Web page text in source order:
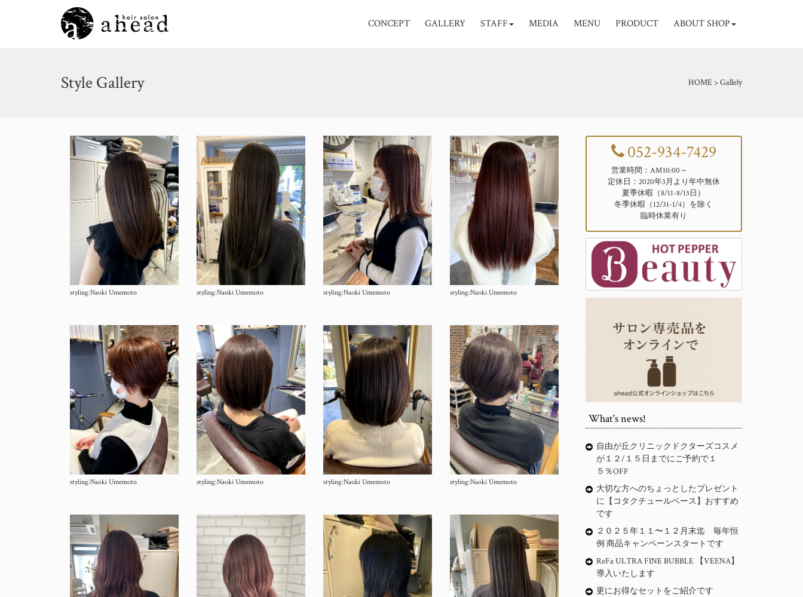
CONCEPT GALLERY STAFF MEDIA MENU PRODUCT ABOUT SHOP
Style Gallery HOME>Gallely
styling:Naoki Umemoto styling:Naoki Umemoto styling:Naoki Umemoto styling:Naoki Umemoto
styling:Naoki Umemoto styling:Naoki Umemoto styling:Naoki Umemoto styling:Naoki Umemoto
052-934-7429
営業時間：AM10:00～
定休日：2020年3月より年中無休
夏季休暇（8/11-8/13日）
冬季休暇（12/31-1/4）を除く
臨時休業有り
What's news!
自由が丘クリニックドクターズコスメ
が１２/１５日までにご予約で１
５％OFF
大切な方へのちょっとしたプレゼント
に【コタクチュールベース】おすすめ
です
２０２５年１１〜１２月末迄 毎年恒
例 商品キャンペーンスタートです
ReFa ULTRA FINE BUBBLE 【VEENA】
導入いたします
更にお得なセットをご紹介です